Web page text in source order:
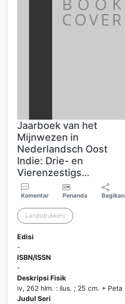
Jaarboek van het
Mijnwezen in
Nederlandsch Oost
Indie: Drie- en
Vierenzestigs…
Komentar Penanda Bagikan
Landsdrukkerij
Edisi
-
ISBN/ISSN
-
Deskripsi Fisik
iv, 262 hlm. : ilus. ; 25 cm. + Peta
Judul Seri